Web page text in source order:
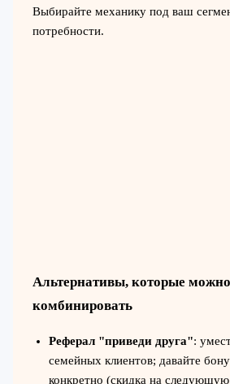
Выбирайте механику под ваш
потребности.
Альтернативы, которые можно
комбинировать
Реферал "приведи друга":
семейных клиентов; давайте
конкретно (скидка на